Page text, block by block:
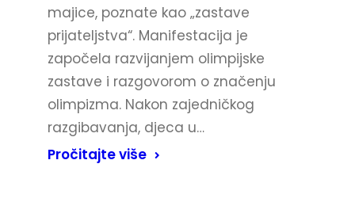
majice, poznate kao „zastave
prijateljstva“. Manifestacija je
započela razvijanjem olimpijske
zastave i razgovorom o značenju
olimpizma. Nakon zajedničkog
razgibavanja, djeca u…
Pročitajte više